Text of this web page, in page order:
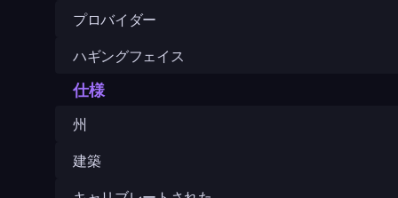
プロバイダー
ハギングフェイス
仕様
州
建築